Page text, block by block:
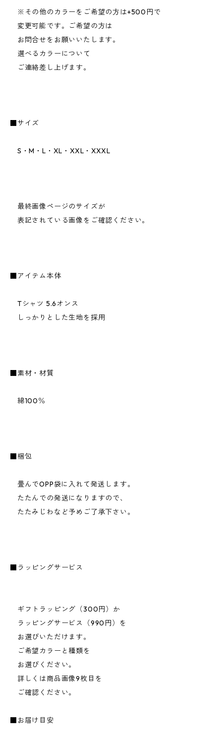
※その他のカラーをご希望の方は+500円で
変更可能です。ご希望の方は
お問合せをお願いいたします。
選べるカラーについて
ご連絡差し上げます。
■サイズ
S・M・L・XL・XXL・XXXL
最終画像ページのサイズが
表記されている画像をご確認ください。
■アイテム本体
Tシャツ 5.6オンス
しっかりとした生地を採用
■素材・材質
綿100％
■梱包
畳んでOPP袋に入れて発送します。
たたんでの発送になりますので、
たたみじわなど予めご了承下さい。
■ラッピングサービス
ギフトラッピング（300円）か
ラッピングサービス（990円）を
お選びいただけます。
ご希望カラーと種類を
お選びください。
詳しくは商品画像9枚目を
ご確認ください。
■お届け目安